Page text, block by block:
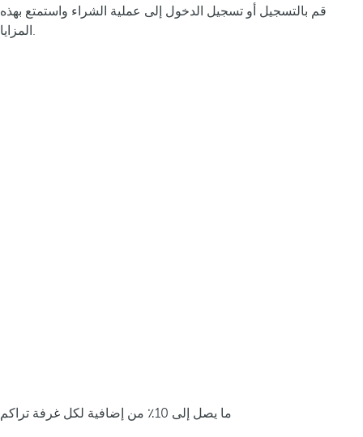
قم بالتسجيل أو تسجيل الدخول إلى عملية الشراء واستمتع بهذه
المزايا.
ما يصل إلى 10٪ من إضافية لكل غرفة تراكم